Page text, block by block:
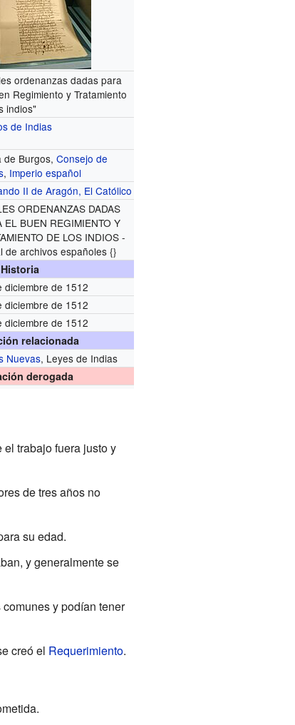
ordenanzas dadas para
Regimiento y Tratamiento
indios"
de Indias
de Burgos,Consejo de
, Imperio español
II de Aragón, El Católico
ORDENANZAS DADAS
EL BUEN REGIMIENTO Y
DE LOS INDIOS -
de archivos españoles {}
Historia
diciembre de 1512
diciembre de 1512
diciembre de 1512
relacionada
Nuevas, Leyes de Indias
derogada
trabajo fuera justo y
de tres años no
su edad.
y generalmente se
y podían tener
creó el Requerimiento.